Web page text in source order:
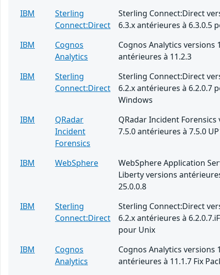
IBM
Sterling
Connect:Direct
Sterling Connect:Direct
6.3.x antérieures à 6.3.0.5
IBM
Cognos
Analytics
Cognos Analytics versions
antérieures à 11.2.3
IBM
Sterling
Connect:Direct
Sterling Connect:Direct
6.2.x antérieures à 6.2.0.7
Windows
IBM
QRadar
Incident
Forensics
QRadar Incident Forensics
7.5.0 antérieures à 7.5.0
IBM WebSphere
WebSphere Application
Liberty versions
25.0.0.8
IBM
Sterling
Connect:Direct
Sterling Connect:Direct
6.2.x antérieures à
pour Unix
IBM
Cognos
Analytics
Cognos Analytics versions
antérieures à 11.1.7 Fix